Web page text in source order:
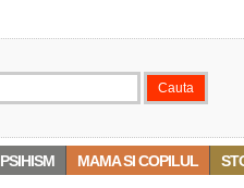
PSIHISM MAMA SI COPILUL